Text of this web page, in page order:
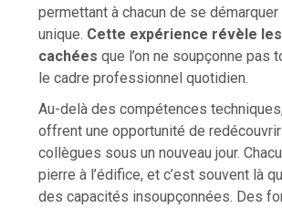
permettant à chacun de se
unique. Cette expérience révèle
cachées que l’on ne soupçonne pas
le cadre professionnel quotidien.
Au-delà des compétences
offrent une opportunité de
collègues sous un nouveau jour.
pierre à l’édifice, et c’est souvent là
des capacités insoupçonnées. Des